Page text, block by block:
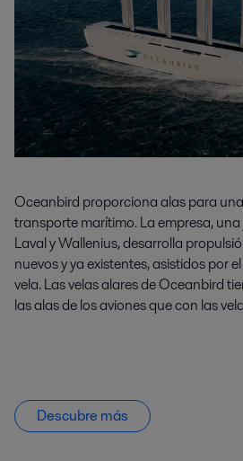
Oceanbird proporciona alas para
transporte marítimo. La empresa,
Laval y Wallenius, desarrolla
nuevos y ya existentes, asistidos por
vela. Las velas alares de Oceanbird
las alas de los aviones que con las
Descubre más